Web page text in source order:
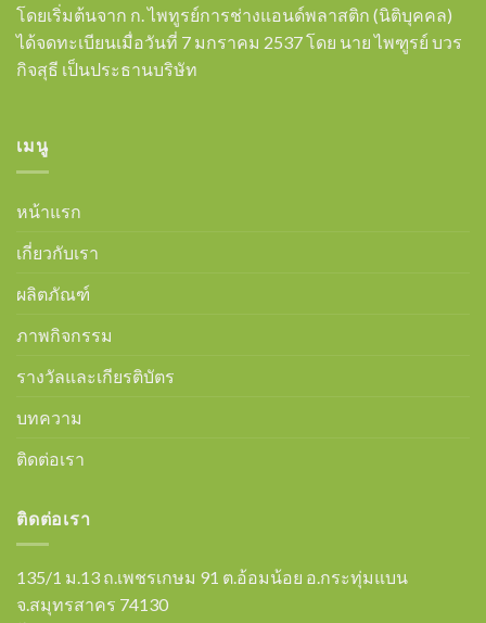
โดยเริ่มต้นจาก ก. ไพทูรย์การช่างแอนด์พลาสติก (นิติบุคคล)
ได้จดทะเบียนเมื่อวันที่ 7 มกราคม 2537 โดย นาย ไพฑูรย์ บวร
กิจสุธี เป็นประธานบริษัท
เมนู
หน้าแรก
เกี่ยวกับเรา
ผลิตภัณฑ์
ภาพกิจกรรม
รางวัลและเกียรติบัตร
บทความ
ติดต่อเรา
ติดต่อเรา
135/1 ม.13 ถ.เพชรเกษม 91 ต.อ้อมน้อย อ.กระทุ่มแบน
จ.สมุทรสาคร 74130